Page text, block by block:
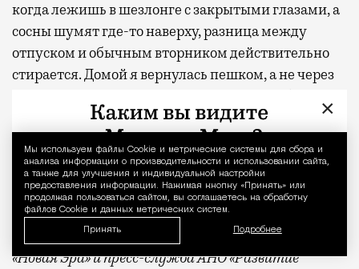
Уведомление
Мы используем файлы Сookie и метрические системы для сбора и
анализа информации о производительности и использовании сайта,
а также для улучшения и индивидуальной настройки
предоставления информации. Нажимая кнопку «Принять» или
продолжая пользоваться сайтом, вы соглашаетесь на обработку
файлов Cookie и данных метрических систем.
Принять Подробнее
когда лежишь в шезлонге с закрытыми глазами, а
сосны шумят где-то наверху, разница между
отпуском и обычным вторником действительно
стирается. Домой я вернулась пешком, а не через
только что откуда-то издалека приехала
С проектной декларацией можно ознакомиться по
ссылке.
пресс-служба девелоперской компании
«Новая Эра» и пресс-служба АНО «Развитие
×